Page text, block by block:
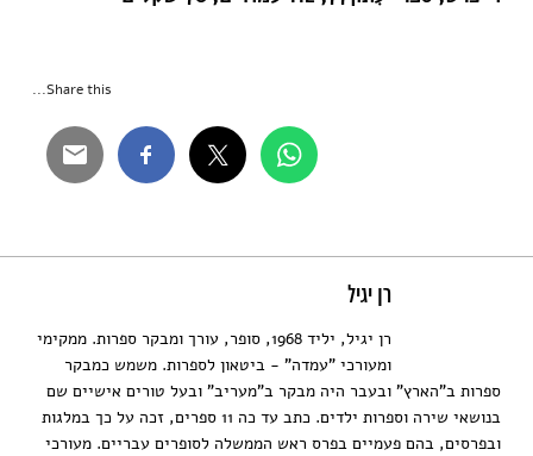
Share this...
רן יגיל
רן יגיל, יליד 1968, סופר, עורך ומבקר ספרות. ממקימי
ומעורכי "עמדה" - ביטאון לספרות. משמש כמבקר
ספרות ב"הארץ" ובעבר היה מבקר ב"מעריב" ובעל טורים אישיים שם
בנושאי שירה וספרות ילדים. כתב עד כה 11 ספרים, זכה על כך במלגות
ובפרסים, בהם פעמיים בפרס ראש הממשלה לסופרים עבריים. מעורכי